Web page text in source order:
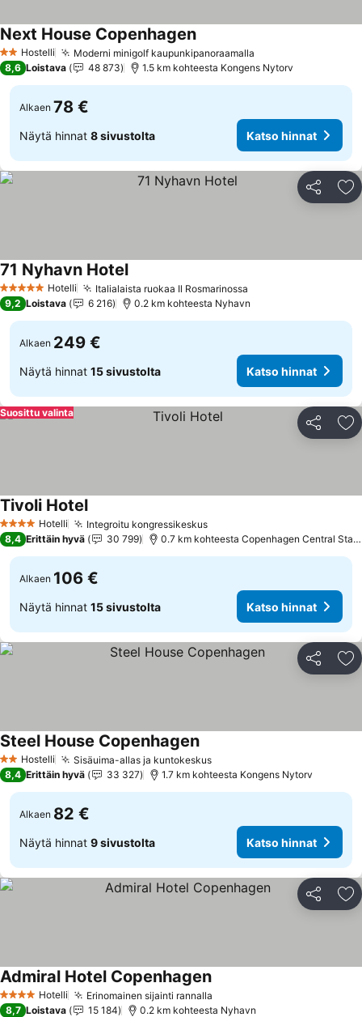
2 Tähtiluokitus
Hostelli Moderni minigolf kaupunkipanoraamalla
Next House Copenhagen
8,6 Loistava 48 873 1.5 km kohteesta Kongens Nytorv
Alkaen 78 €
Näytä hinnat 8 sivustolta Katso hinnat
Jaa
5 Tähtiluokitus
Hotelli Italialaista ruokaa Il Rosmarinossa
71 Nyhavn Hotel
9,2 Loistava 6 216 0.2 km kohteesta Nyhavn
Alkaen 249 €
Näytä hinnat 15 sivustolta Katso hinnat
Jaa
Suosittu valinta
4 Tähtiluokitus
Hotelli Integroitu kongressikeskus
Tivoli Hotel
8,4 Erittäin hyvä 30 799 0.7 km kohteesta Copenhagen Central Station
Alkaen 106 €
Näytä hinnat 15 sivustolta Katso hinnat
Jaa
2 Tähtiluokitus
Hostelli Sisäuima-allas ja kuntokeskus
Steel House Copenhagen
8,4 Erittäin hyvä 33 327 1.7 km kohteesta Kongens Nytorv
Alkaen 82 €
Näytä hinnat 9 sivustolta Katso hinnat
Jaa
4 Tähtiluokitus
Hotelli Erinomainen sijainti rannalla
Admiral Hotel Copenhagen
8,7 Loistava 15 184 0.2 km kohteesta Nyhavn